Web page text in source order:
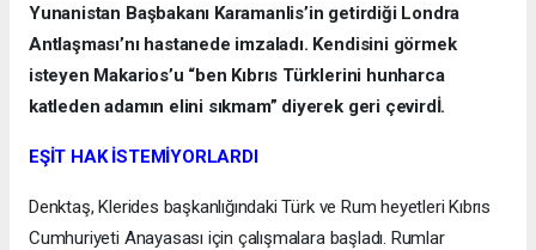
Yunanistan Başbakanı Karamanlis’in getirdiği Londra
Antlaşması’nı hastanede imzaladı. Kendisini görmek
isteyen Makarios’u “ben Kıbrıs Türklerini hunharca
katleden adamın elini sıkmam” diyerek geri çevirdİ.
EŞİT HAK İSTEMİYORLARDI
Denktaş, Klerides başkanlığındaki Türk ve Rum heyetleri Kıbrıs
Cumhuriyeti Anayasası için çalışmalara başladı. Rumlar